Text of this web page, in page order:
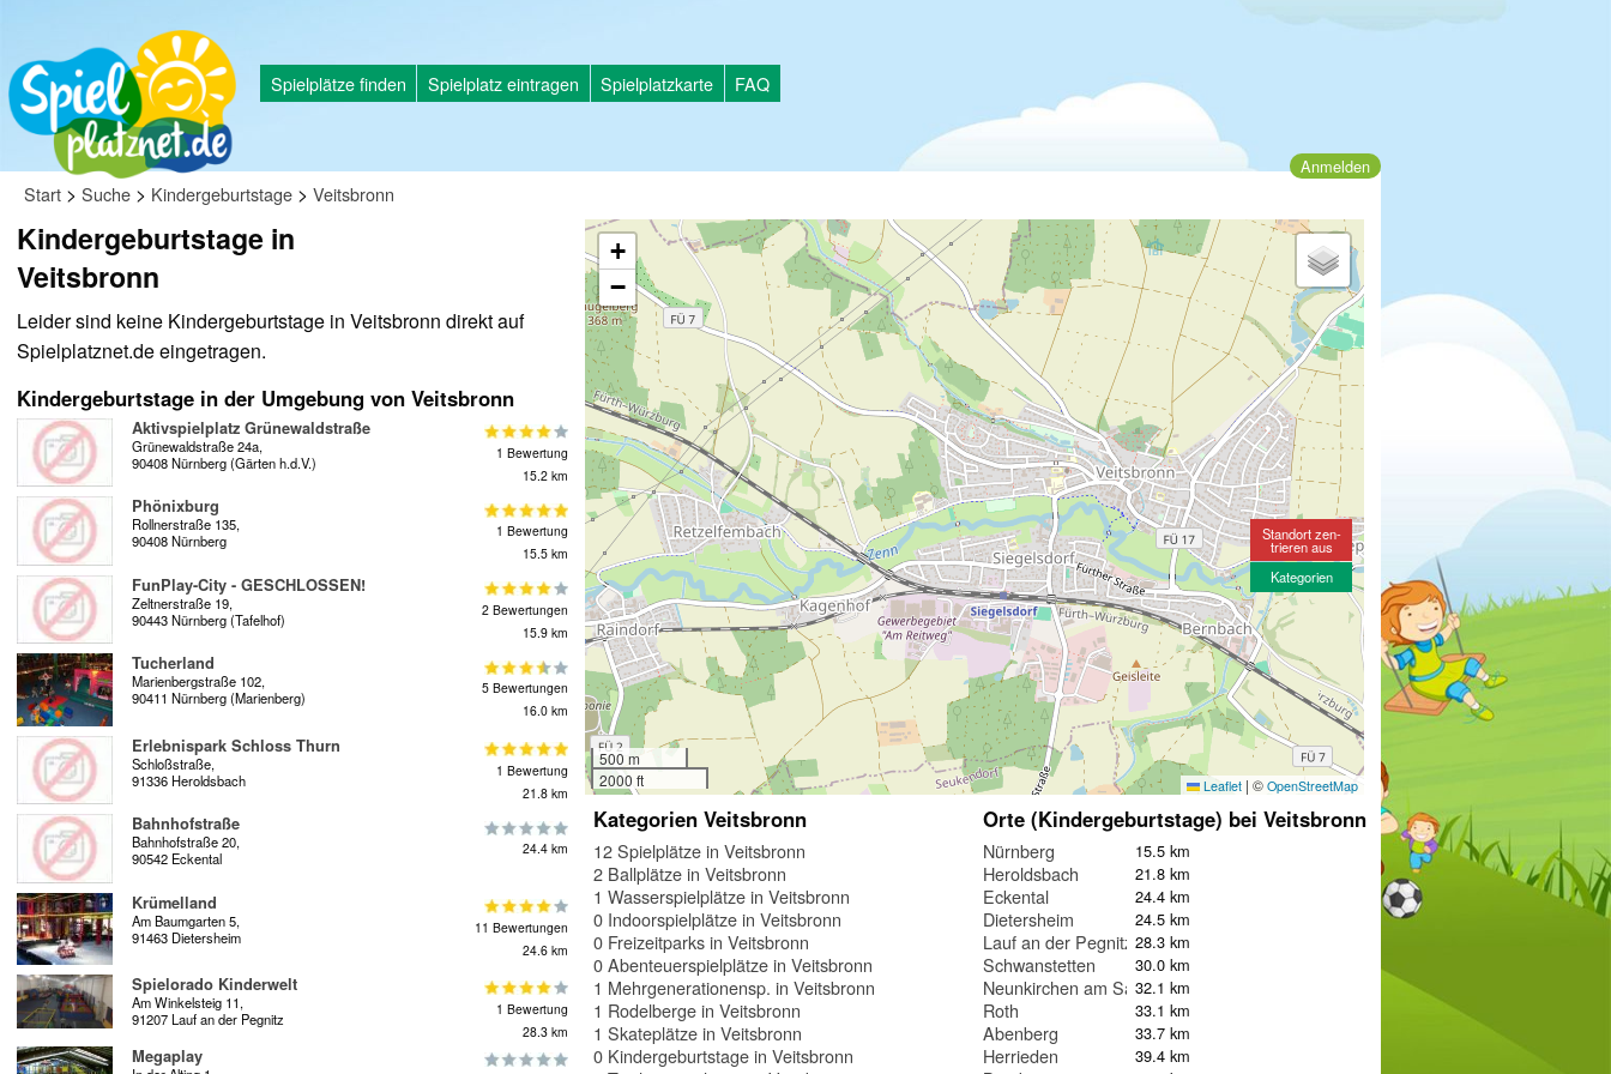
Spielplätze finden Spielplatz eintragen Spielplatzkarte FAQ
Anmelden
Start > Suche > Kindergeburtstage > Veitsbronn
Kindergeburtstage in
Veitsbronn
Leider sind keine Kindergeburtstage in Veitsbronn direkt auf
Spielplatznet.de eingetragen.
Kindergeburtstage in der Umgebung von Veitsbronn
Aktivspielplatz Grünewaldstraße
Grünewaldstraße 24a,
90408 Nürnberg (Gärten h.d.V.)
1 Bewertung
15.2 km
Phönixburg
Rollnerstraße 135,
90408 Nürnberg
1 Bewertung
15.5 km
FunPlay-City - GESCHLOSSEN!
Zeltnerstraße 19,
90443 Nürnberg (Tafelhof)
2 Bewertungen
15.9 km
Tucherland
Marienbergstraße 102,
90411 Nürnberg (Marienberg)
5 Bewertungen
16.0 km
Erlebnispark Schloss Thurn
Schloßstraße,
91336 Heroldsbach
1 Bewertung
21.8 km
Bahnhofstraße
Bahnhofstraße 20,
90542 Eckental
24.4 km
Krümelland
Am Baumgarten 5,
91463 Dietersheim
11 Bewertungen
24.6 km
Spielorado Kinderwelt
Am Winkelsteig 11,
91207 Lauf an der Pegnitz
1 Bewertung
28.3 km
Megaplay
+
−
500 m
2000 ft
Leaflet | © OpenStreetMap
Standort zen-
trieren aus
Kategorien
Kategorien Veitsbronn
12 Spielplätze in Veitsbronn
2 Ballplätze in Veitsbronn
1 Wasserspielplätze in Veitsbronn
0 Indoorspielplätze in Veitsbronn
0 Freizeitparks in Veitsbronn
0 Abenteuerspielplätze in Veitsbronn
1 Mehrgenerationensp. in Veitsbronn
1 Rodelberge in Veitsbronn
1 Skateplätze in Veitsbronn
0 Kindergeburtstage in Veitsbronn
Orte (Kindergeburtstage) bei Veitsbronn
Nürnberg 15.5 km
Heroldsbach 21.8 km
Eckental 24.4 km
Dietersheim 24.5 km
Lauf an der Pegnitz 28.3 km
Schwanstetten 30.0 km
Neunkirchen am Sand32.1 km
Roth 33.1 km
Abenberg 33.7 km
Herrieden 39.4 km